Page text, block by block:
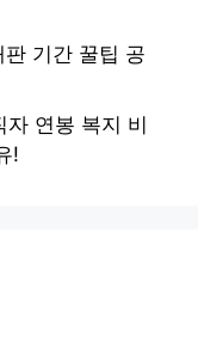
기간 꿀팁 공
연봉 복지 비
!